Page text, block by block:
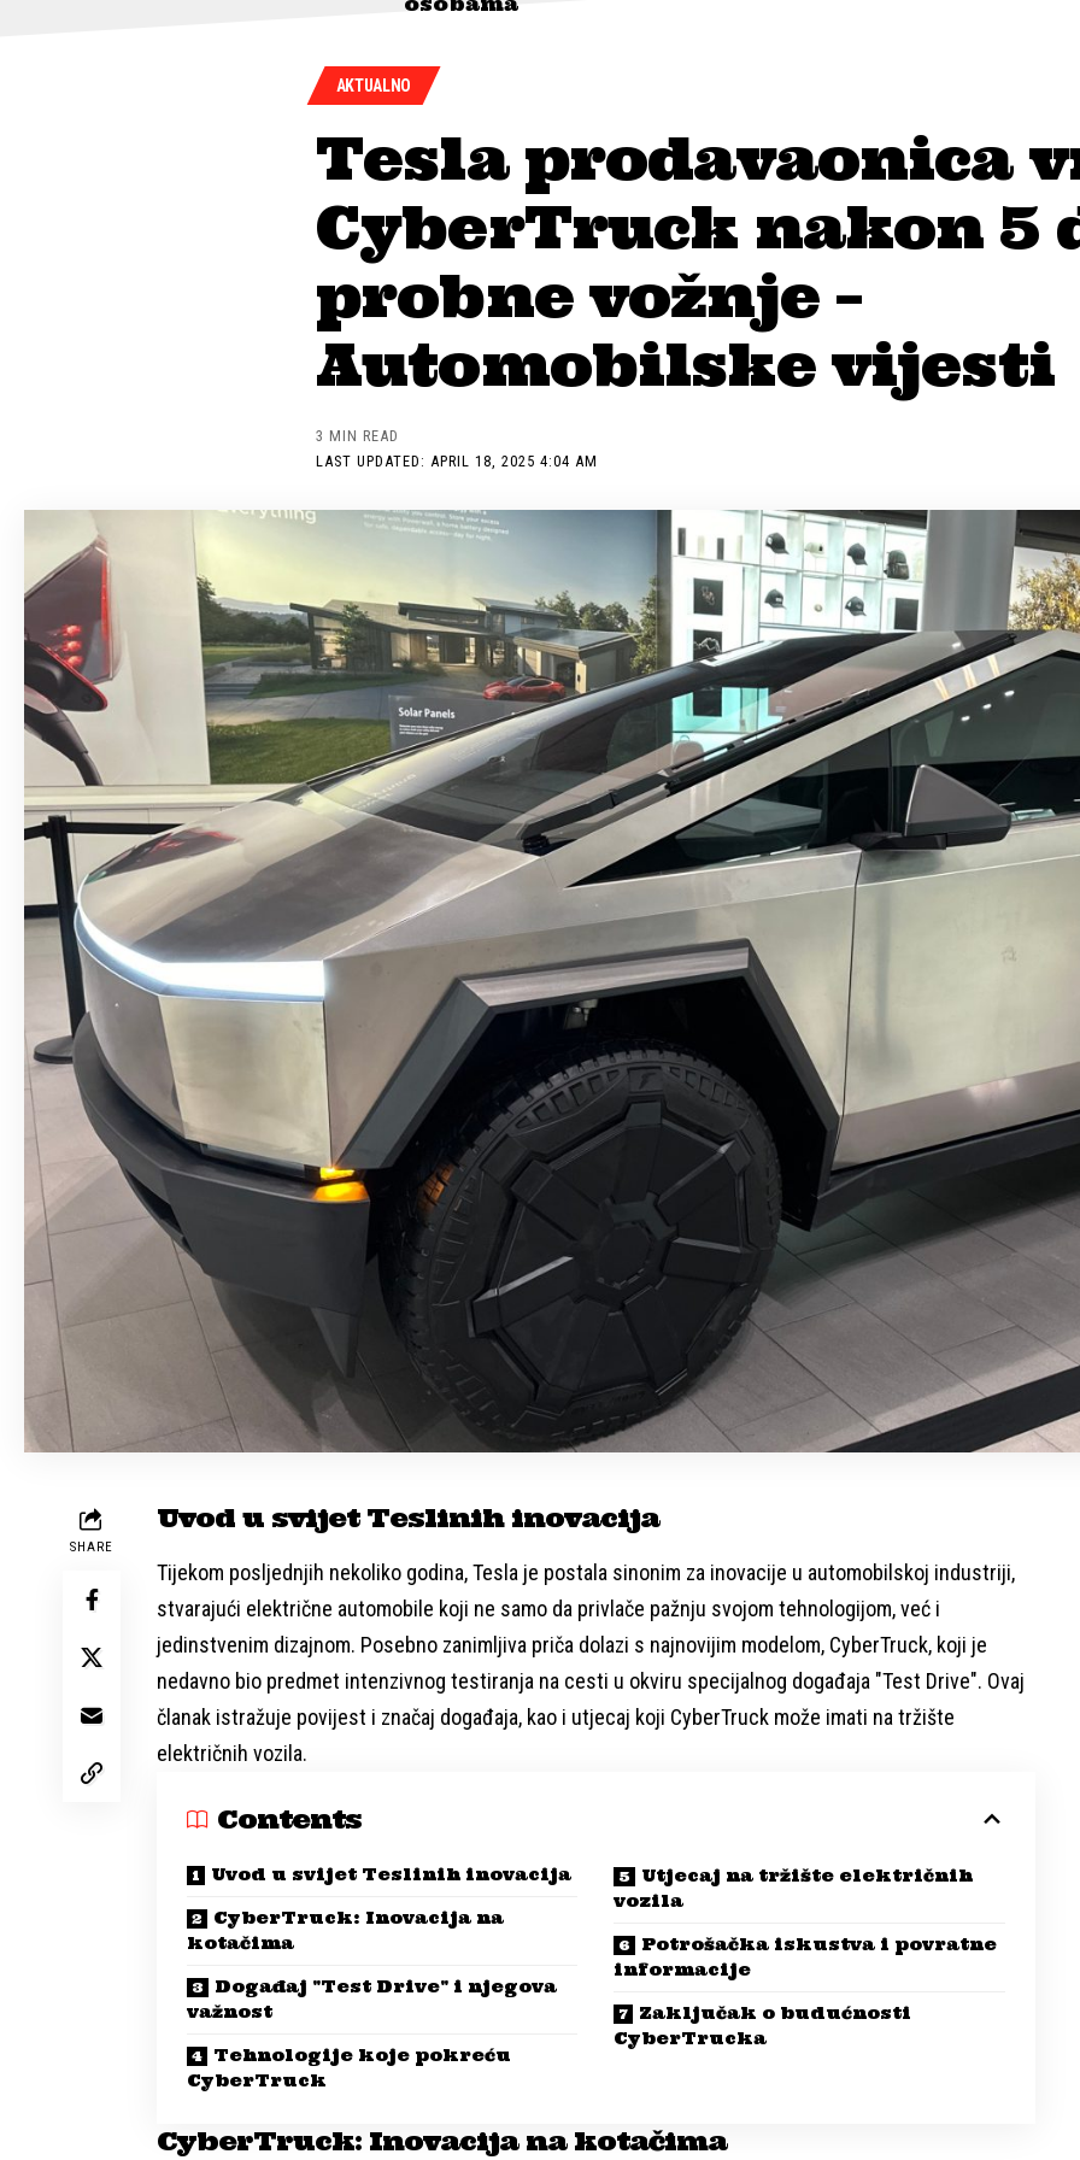
AKTUALNO
Tesla prodavaonica
CyberTruck nakon 5
probne vožnje –
Automobilske vijesti
LAST UPDATED: APRIL 18, 2025 4:04 AM
3 MIN READ
SHARE
Uvod u svijet Teslinih inovacija
Tijekom posljednjih nekoliko godina, Tesla je postala sinonim za inovacije u automobilskoj industriji,
stvarajući električne automobile koji ne samo da privlače pažnju svojom tehnologijom, već i
jedinstvenim dizajnom. Posebno zanimljiva priča dolazi s najnovijim modelom, CyberTruck, koji je
nedavno bio predmet intenzivnog testiranja na cesti u okviru specijalnog događaja "Test Drive". Ovaj
članak istražuje povijest i značaj događaja, kao i utjecaj koji CyberTruck može imati na tržište
električnih vozila.
Contents
Uvod u svijet Teslinih inovacija
CyberTruck: Inovacija na
kotačima
Događaj "Test Drive" i njegova
važnost
Tehnologije koje pokreću
CyberTruck
Utjecaj na tržište električnih
vozila
Potrošačka iskustva i povratne
informacije
Zaključak o budućnosti
CyberTrucka
CyberTruck: Inovacija na kotačima